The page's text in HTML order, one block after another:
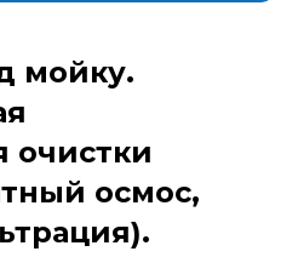
мойку.
очистки
осмос,